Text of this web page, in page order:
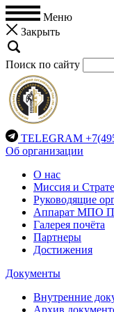
Меню
Закрыть
Поиск по сайту
TELEGRAM
Об организации
О нас
Миссия и
Руководящие
Аппарат МПО
Галерея почёта
Партнеры
Достижения
Документы
Внутренние
Архив